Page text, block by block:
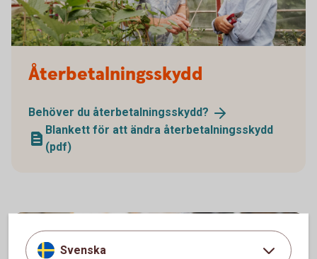
Återbetalningsskydd
Behöver du återbetalningsskydd?
Blankett för att ändra återbetalningsskydd
(pdf)
Svenska